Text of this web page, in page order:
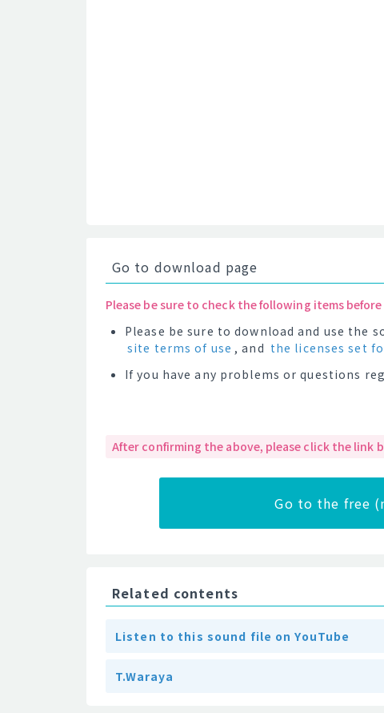
Go to download page
Please be sure to check the following items
Please be sure to download and use the
site terms of use , and the licenses set
If you have any problems or questions
After confirming the above, please click the link
Go to the free
Related contents
Listen to this sound file on YouTube
T.Waraya